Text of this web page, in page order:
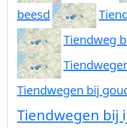
beesd
Tiendweg
Tiendwegen bij
Tiendwegen bij